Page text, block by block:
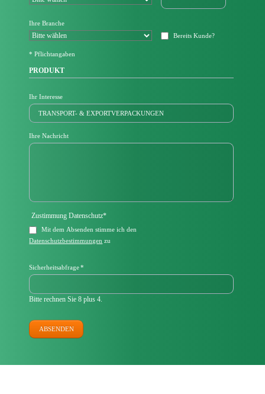
l
d
Ihre Branche
Bereits Kunde?
* Pflichtangaben
PRODUKT
Ihr Interesse
Ihre Nachricht
Pflichtfeld
Zustimmung Datenschutz*
Mit dem Absenden stimme ich den
Datenschutzbestimmungen zu
Pflichtfeld
Sicherheitsabfrage*
Bitte rechnen Sie 8 plus 4.
ABSENDEN